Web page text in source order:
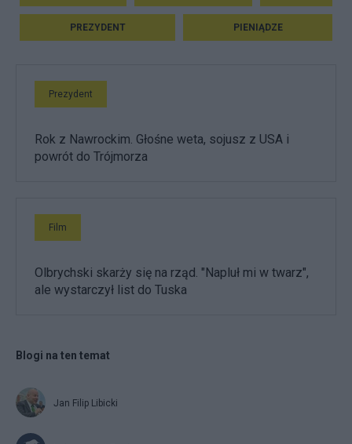
PREZYDENT PIENIĄDZE
Prezydent
Rok z Nawrockim. Głośne weta, sojusz z USA i
powrót do Trójmorza
Film
Olbrychski skarży się na rząd. "Napluł mi w twarz",
ale wystarczył list do Tuska
Blogi na ten temat
Jan Filip Libicki